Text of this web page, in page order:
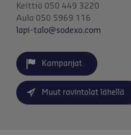
Keittiö 050 449 3220
Aula 050 5969 116
lapi-talo@sodexo.com
Kampanjat
Muut ravintolat lähellä